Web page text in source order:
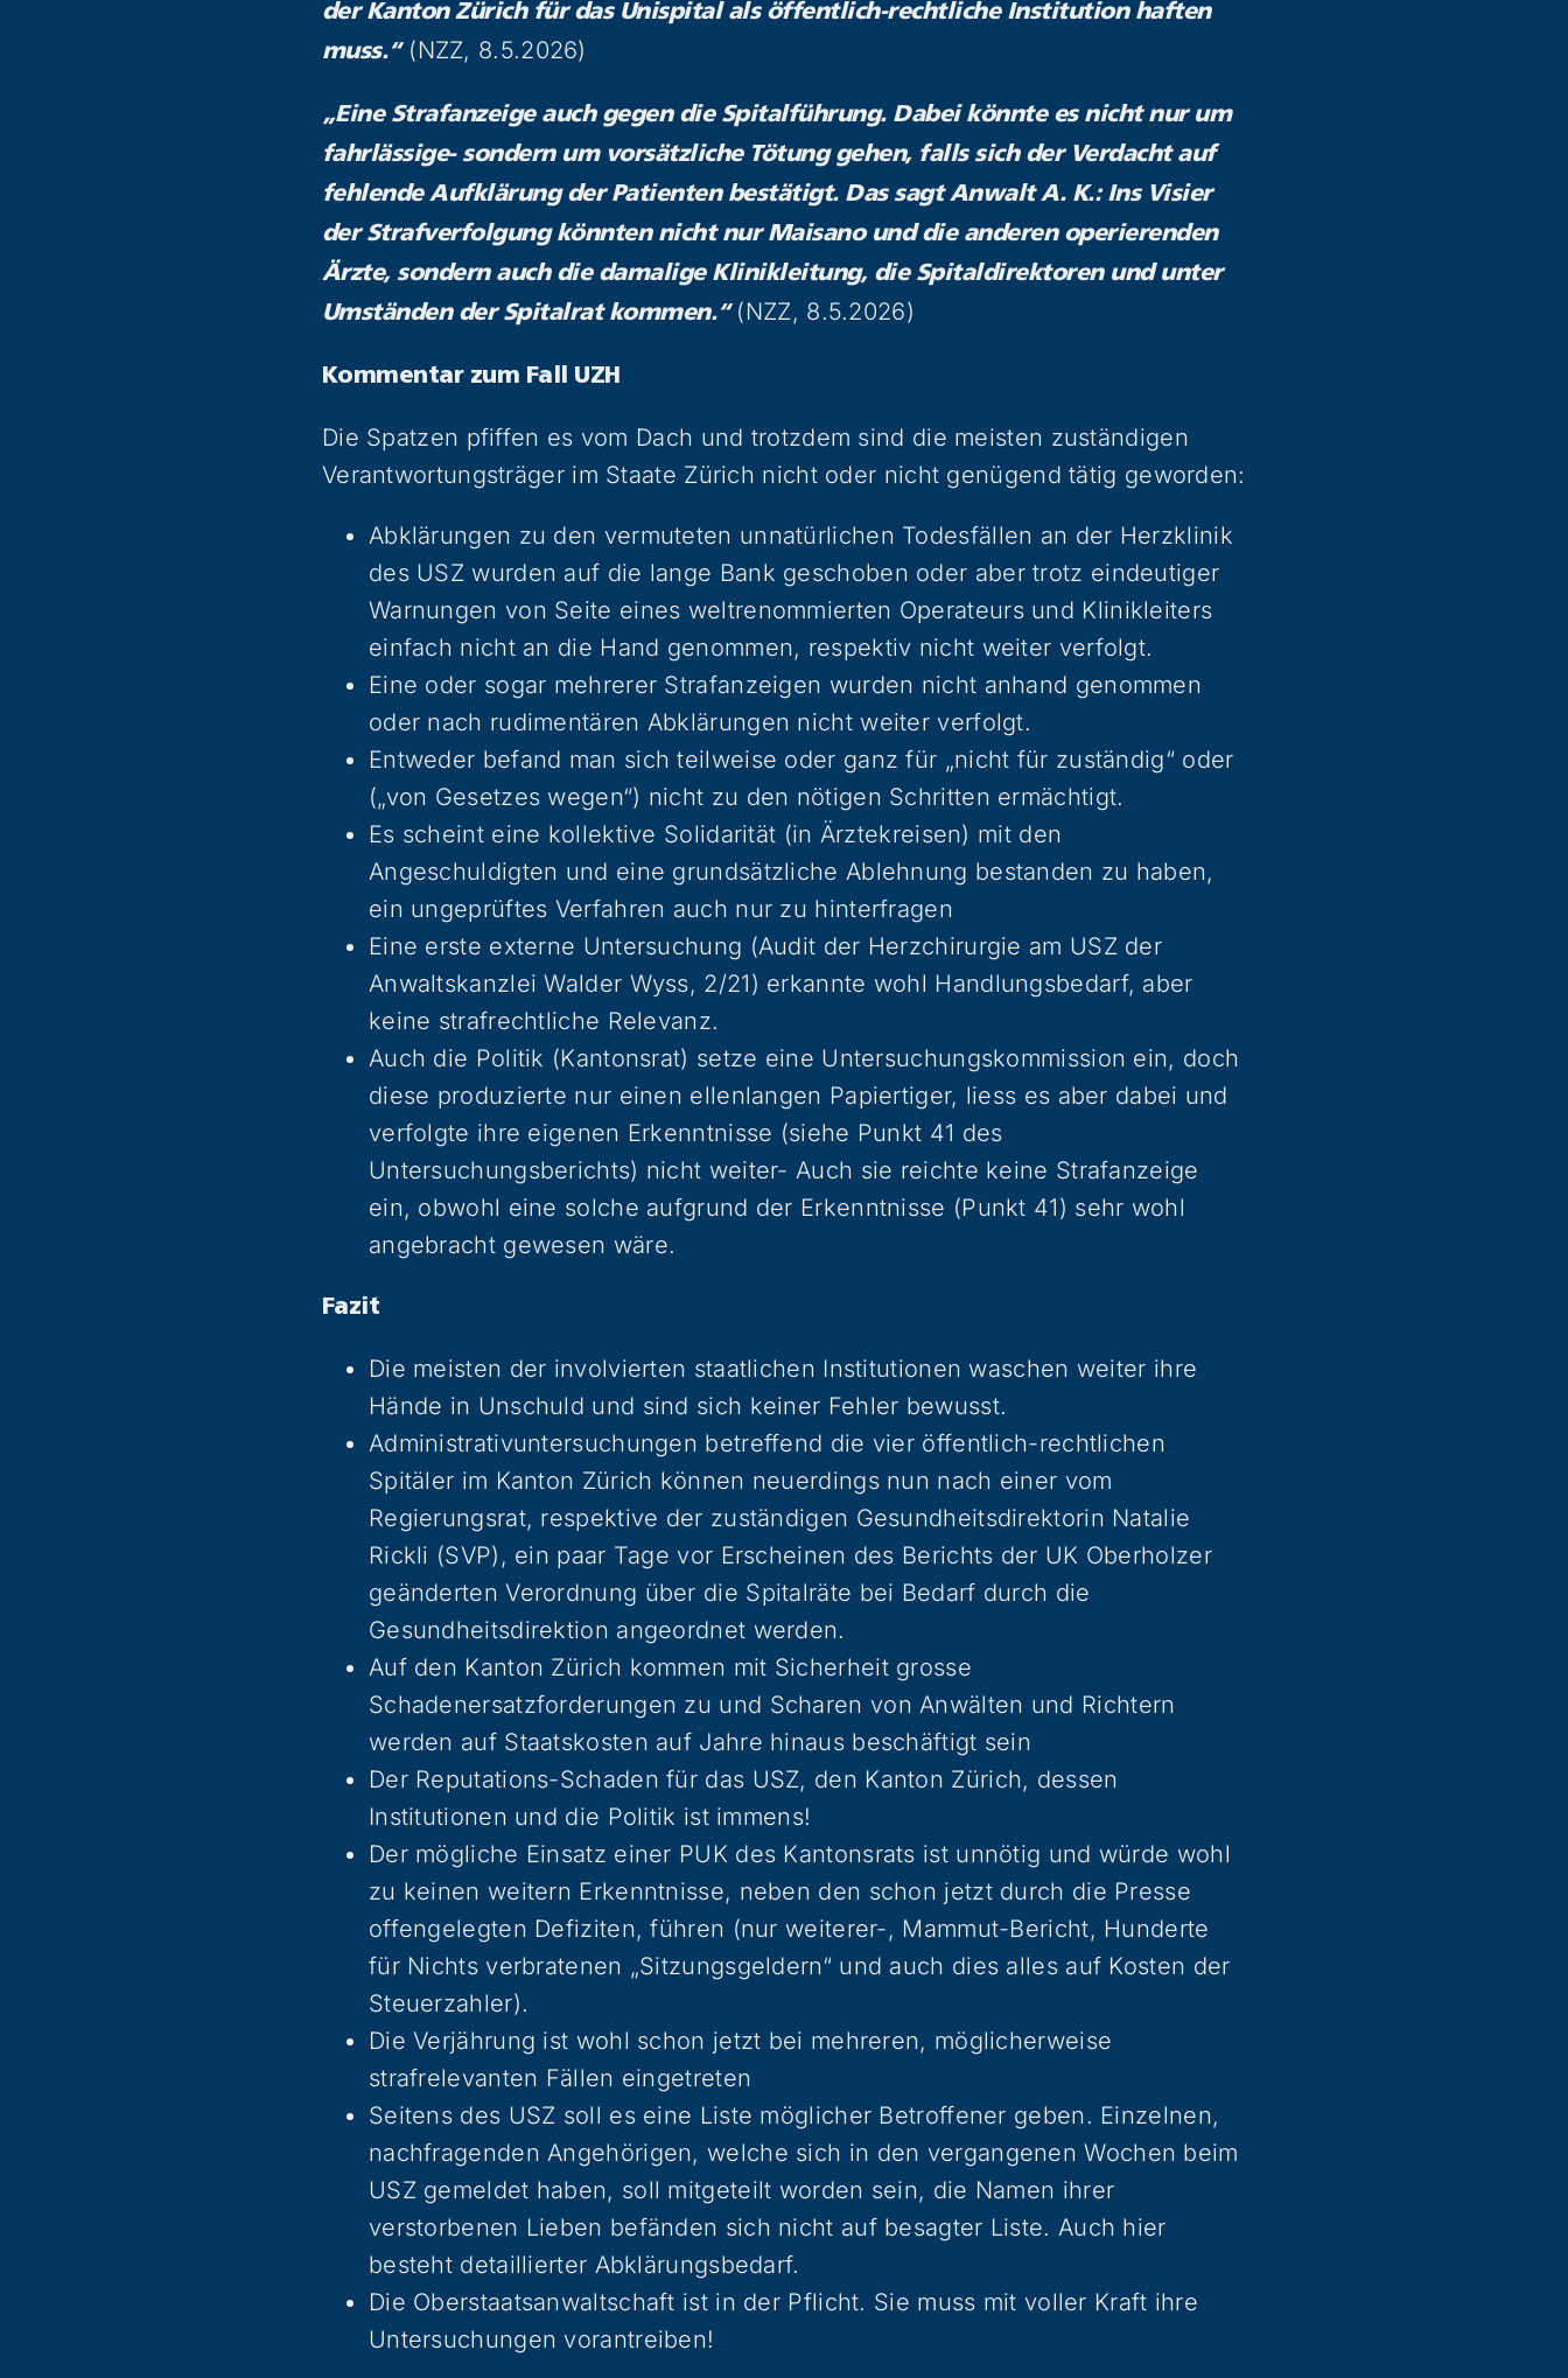
der Kanton Zürich für das Unispital als öffentlich-rechtliche Institution haften
muss.“(NZZ, 8.5.2026)
„Eine Strafanzeige auch gegen die Spitalführung. Dabei könnte es nicht nur um
fahrlässige- sondern um vorsätzliche Tötung gehen, falls sich der Verdacht auf
fehlende Aufklärung der Patienten bestätigt. Das sagt Anwalt A. K.: Ins Visier
der Strafverfolgung könnten nicht nur Maisano und die anderen operierenden
Ärzte, sondern auch die damalige Klinikleitung, die Spitaldirektoren und unter
Umständen der Spitalrat kommen.“ (NZZ, 8.5.2026)
Kommentar zum Fall UZH
Die Spatzen pfiffen es vom Dach und trotzdem sind die meisten zuständigen
Verantwortungsträger im Staate Zürich nicht oder nicht genügend tätig geworden:
Abklärungen zu den vermuteten unnatürlichen Todesfällen an der Herzklinik
des USZ wurden auf die lange Bank geschoben oder aber trotz eindeutiger
Warnungen von Seite eines weltrenommierten Operateurs und Klinikleiters
einfach nicht an die Hand genommen, respektiv nicht weiter verfolgt.
Eine oder sogar mehrerer Strafanzeigen wurden nicht anhand genommen
oder nach rudimentären Abklärungen nicht weiter verfolgt.
Entweder befand man sich teilweise oder ganz für „nicht für zuständig“ oder
(„von Gesetzes wegen“) nicht zu den nötigen Schritten ermächtigt.
Es scheint eine kollektive Solidarität (in Ärztekreisen) mit den
Angeschuldigten und eine grundsätzliche Ablehnung bestanden zu haben,
ein ungeprüftes Verfahren auch nur zu hinterfragen
Eine erste externe Untersuchung (Audit der Herzchirurgie am USZ der
Anwaltskanzlei Walder Wyss, 2/21) erkannte wohl Handlungsbedarf, aber
keine strafrechtliche Relevanz.
Auch die Politik (Kantonsrat) setze eine Untersuchungskommission ein, doch
diese produzierte nur einen ellenlangen Papiertiger, liess es aber dabei und
verfolgte ihre eigenen Erkenntnisse (siehe Punkt 41 des
Untersuchungsberichts) nicht weiter- Auch sie reichte keine Strafanzeige
ein, obwohl eine solche aufgrund der Erkenntnisse (Punkt 41) sehr wohl
angebracht gewesen wäre.
Fazit
Die meisten der involvierten staatlichen Institutionen waschen weiter ihre
Hände in Unschuld und sind sich keiner Fehler bewusst.
Administrativuntersuchungen betreffend die vier öffentlich-rechtlichen
Spitäler im Kanton Zürich können neuerdings nun nach einer vom
Regierungsrat, respektive der zuständigen Gesundheitsdirektorin Natalie
Rickli (SVP), ein paar Tage vor Erscheinen des Berichts der UK Oberholzer
geänderten Verordnung über die Spitalräte bei Bedarf durch die
Gesundheitsdirektion angeordnet werden.
Auf den Kanton Zürich kommen mit Sicherheit grosse
Schadenersatzforderungen zu und Scharen von Anwälten und Richtern
werden auf Staatskosten auf Jahre hinaus beschäftigt sein
Der Reputations-Schaden für das USZ, den Kanton Zürich, dessen
Institutionen und die Politik ist immens!
Der mögliche Einsatz einer PUK des Kantonsrats ist unnötig und würde wohl
zu keinen weitern Erkenntnisse, neben den schon jetzt durch die Presse
offengelegten Defiziten, führen (nur weiterer-, Mammut-Bericht, Hunderte
für Nichts verbratenen „Sitzungsgeldern“ und auch dies alles auf Kosten der
Steuerzahler).
Die Verjährung ist wohl schon jetzt bei mehreren, möglicherweise
strafrelevanten Fällen eingetreten
Seitens des USZ soll es eine Liste möglicher Betroffener geben. Einzelnen,
nachfragenden Angehörigen, welche sich in den vergangenen Wochen beim
USZ gemeldet haben, soll mitgeteilt worden sein, die Namen ihrer
verstorbenen Lieben befänden sich nicht auf besagter Liste. Auch hier
besteht detaillierter Abklärungsbedarf.
Die Oberstaatsanwaltschaft ist in der Pflicht. Sie muss mit voller Kraft ihre
Untersuchungen vorantreiben!